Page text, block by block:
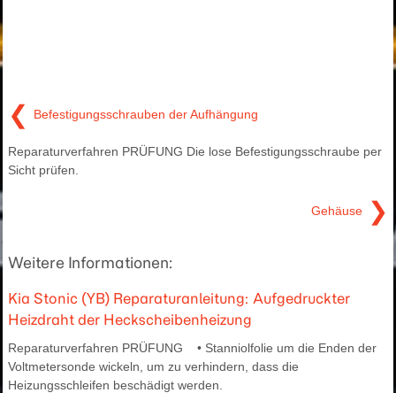
❮ Befestigungsschrauben der Aufhängung
Reparaturverfahren PRÜFUNG Die lose Befestigungsschraube per
Sicht prüfen.
Gehäuse ❯
Weitere Informationen:
Kia Stonic (YB) Reparaturanleitung: Aufgedruckter
Heizdraht der Heckscheibenheizung
Reparaturverfahren PRÜFUNG • Stanniolfolie um die Enden der
Voltmetersonde wickeln, um zu verhindern, dass die
Heizungsschleifen beschädigt werden.